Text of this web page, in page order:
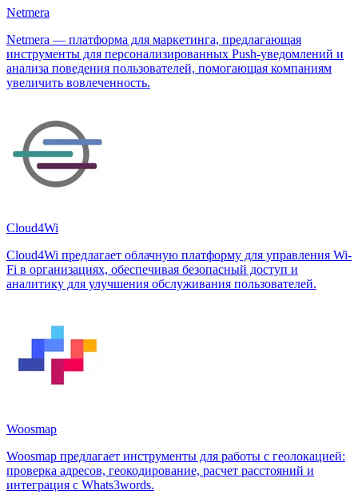
Netmera
Netmera — платформа для маркетинга, предлагающая
инструменты для персонализированных Push-уведомлений и
анализа поведения пользователей, помогающая компаниям
увеличить вовлеченность.
Cloud4Wi
Cloud4Wi предлагает облачную платформу для управления Wi-
Fi в организациях, обеспечивая безопасный доступ и
аналитику для улучшения обслуживания пользователей.
Woosmap
Woosmap предлагает инструменты для работы с геолокацией:
проверка адресов, геокодирование, расчет расстояний и
интеграция с Whats3words.